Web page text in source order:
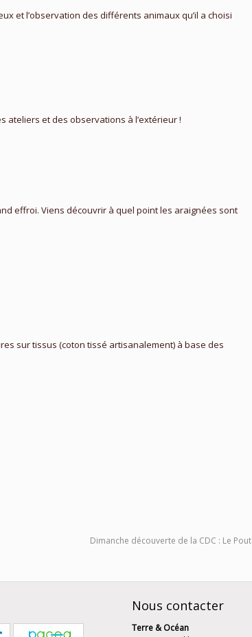
et l’observation des différents animaux qu’il a choisi
ateliers et des observations à l’extérieur !
effroi. Viens découvrir à quel point les araignées sont
sur tissus (coton tissé artisanalement) à base des
Dimanche découverte de la CDC : Le Pout
Nous contacter
Terre & Océan